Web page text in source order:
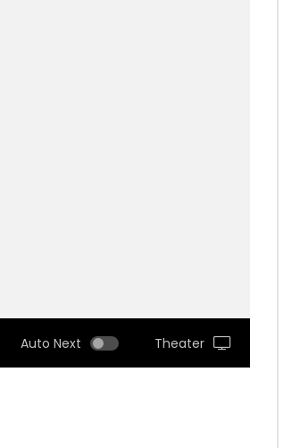
Auto Next Theater